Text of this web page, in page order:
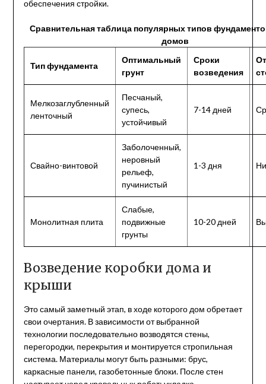
обеспечения стройки.
Сравнительная таблица популярных типов
домов
Тип фундамента
Оптимальный
грунт
Сроки
возведения
Мелкозаглубленный
ленточный
Песчаный,
супесь,
устойчивый
7-14 дней
Свайно-винтовой
Заболоченный,
неровный
рельеф,
пучинистый
1-3 дня
Монолитная плита
Слабые,
подвижные
грунты
10-20 дней
Возведение коробки дома и
крыши
Это самый заметный этап, в ходе которого дом обретает
свои очертания. В зависимости от выбранной
технологии последовательно возводятся стены,
перегородки, перекрытия и монтируется стропильная
система. Материалы могут быть разными: брус,
каркасные панели, газобетонные блоки. После стен